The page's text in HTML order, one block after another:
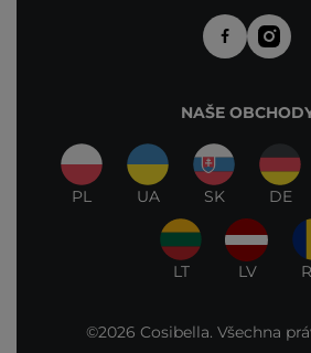
NAŠE
PL UA SK DE
LT LV
©2026 Cosibella. Všechna